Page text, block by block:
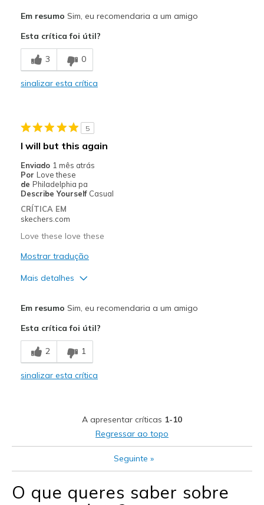
Breathe Well
Comfortable
Going Out
Special Occasions
Travel
View On Shoes
Em resumo Sim, eu recomendaria a um amigo
Esta crítica foi útil?
3 0
sinalizar esta crítica
5
I will but this again
Enviado 1 mês atrás
Por Love these
de Philadelphia pa
Describe Yourself Casual
CRÍTICA EM
skechers.com
Love these love these
Mostrar tradução
Mais detalhes
Breathe Well
Comfortable
Melhores utilizações
Casual Wear
Going Out
Special Occasions
Em resumo Sim, eu recomendaria a um amigo
Esta crítica foi útil?
2 1
sinalizar esta crítica
A apresentar críticas 1-10
Regressar ao topo
Seguinte »
O que queres saber sobre